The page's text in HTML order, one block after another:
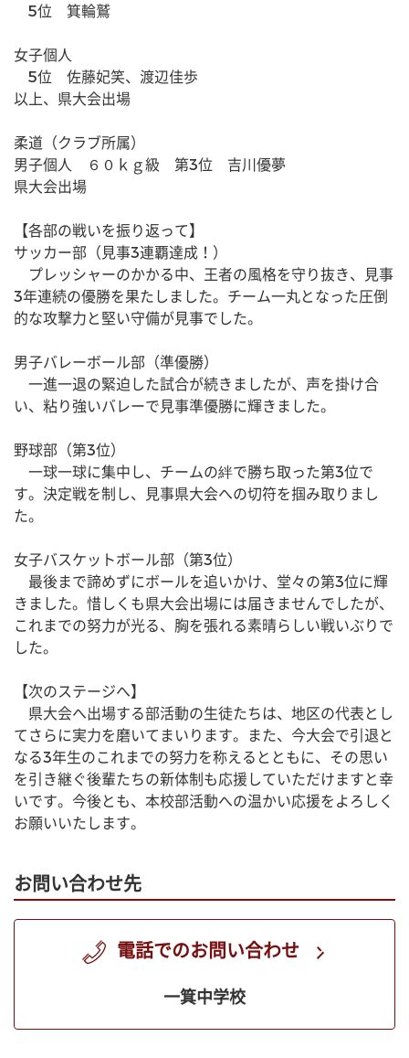
5位　箕輪鷲
女子個人
5位　佐藤妃笑、渡辺佳歩
以上、県大会出場
柔道（クラブ所属）
男子個人　６０ｋｇ級　第3位　吉川優夢
県大会出場
【各部の戦いを振り返って】
サッカー部（見事3連覇達成！）
プレッシャーのかかる中、王者の風格を守り抜き、見事
3年連続の優勝を果たしました。チーム一丸となった圧倒
的な攻撃力と堅い守備が見事でした。
男子バレーボール部（準優勝）
一進一退の緊迫した試合が続きましたが、声を掛け合
い、粘り強いバレーで見事準優勝に輝きました。
野球部（第3位）
一球一球に集中し、チームの絆で勝ち取った第3位で
す。決定戦を制し、見事県大会への切符を掴み取りまし
た。
女子バスケットボール部（第3位）
最後まで諦めずにボールを追いかけ、堂々の第3位に輝
きました。惜しくも県大会出場には届きませんでしたが、
これまでの努力が光る、胸を張れる素晴らしい戦いぶりで
した。
【次のステージへ】
県大会へ出場する部活動の生徒たちは、地区の代表とし
てさらに実力を磨いてまいります。また、今大会で引退と
なる3年生のこれまでの努力を称えるとともに、その思い
を引き継ぐ後輩たちの新体制も応援していただけますと幸
いです。今後とも、本校部活動への温かい応援をよろしく
お願いいたします。
お問い合わせ先
電話でのお問い合わせ
一箕中学校